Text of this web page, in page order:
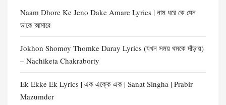
Naam Dhore Ke Jeno Dake Amare Lyrics | নাম ধরে কে যেন
ডাকে আমারে
Jokhon Shomoy Thomke Daray Lyrics (যখন সময় থমকে দাঁড়ায়)
– Nachiketa Chakraborty
Ek Ekke Ek Lyrics | এক এক্কে এক | Sanat Singha | Prabir
Mazumder